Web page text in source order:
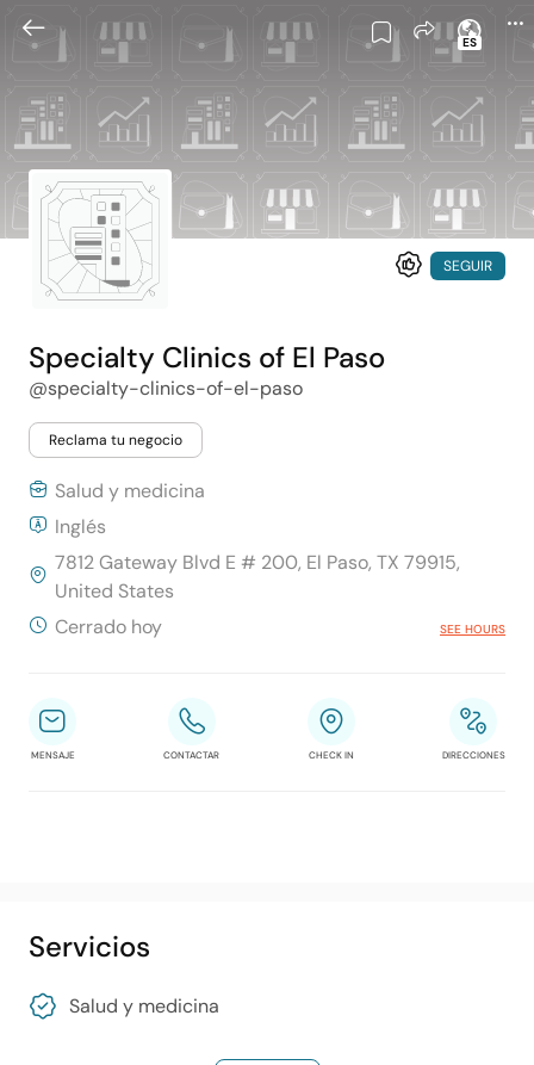
ES
SEGUIR
Specialty Clinics of El Paso
@specialty-clinics-of-el-paso
Reclama tu negocio
Salud y medicina
Inglés
7812 Gateway Blvd E # 200, El Paso, TX 79915,
United States
Cerrado hoy
SEE HOURS
MENSAJE CONTACTAR CHECK IN DIRECCIONES
Servicios
Salud y medicina